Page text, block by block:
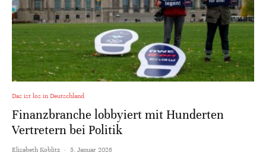
Das ist los in Deutschland
Finanzbranche lobbyiert mit Hunderten
Vertretern bei Politik
Elisabeth Koblitz · 5. Januar 2026